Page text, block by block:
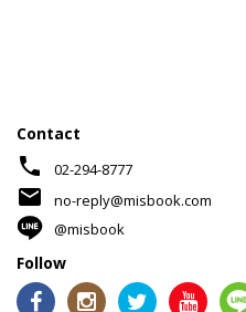
Contact
phone 02-294-8777
mail
no-reply@misbook.com
@misbook
Follow